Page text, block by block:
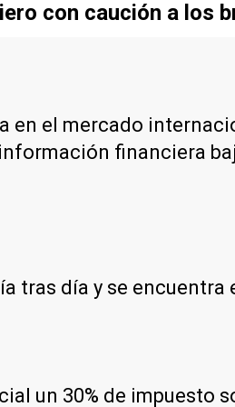
con caución a los
en el mercado
financiera
tras día y se encuentra
un 30% de impuesto